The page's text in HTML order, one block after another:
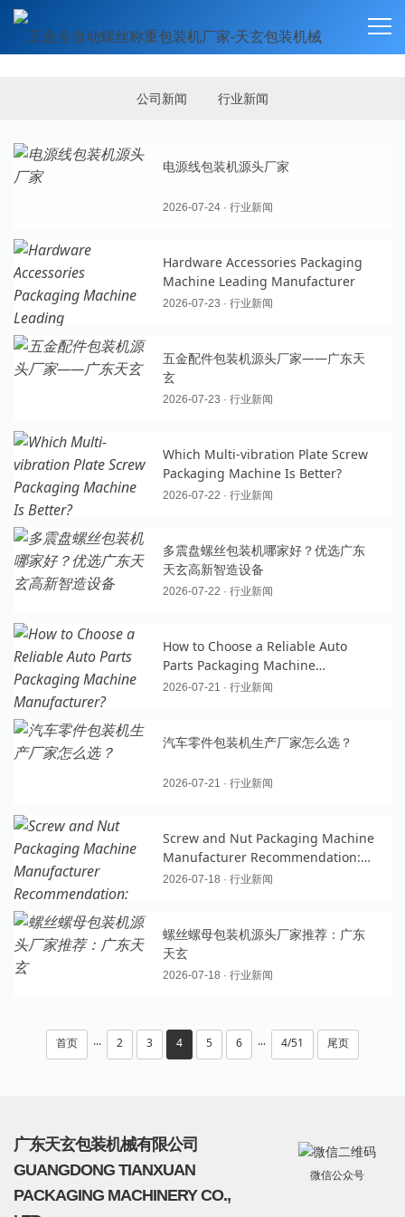
新闻资讯
NEWS
公司新闻 行业新闻
电源线包装机源头厂家
2026-07-24 · 行业新闻
Hardware Accessories Packaging
Machine Leading Manufacturer
2026-07-23 · 行业新闻
五金配件包装机源头厂家——广东天
玄
2026-07-23 · 行业新闻
Which Multi-vibration Plate Screw
Packaging Machine Is Better?
2026-07-22 · 行业新闻
多震盘螺丝包装机哪家好？优选广东
天玄高新智造设备
2026-07-22 · 行业新闻
How to Choose a Reliable Auto
Parts Packaging Machine
Manufacturer?
2026-07-21 · 行业新闻
汽车零件包装机生产厂家怎么选？
2026-07-21 · 行业新闻
Screw and Nut Packaging Machine
Manufacturer Recommendation:
Guangdong Tianxuan
2026-07-18 · 行业新闻
螺丝螺母包装机源头厂家推荐：广东
天玄
2026-07-18 · 行业新闻
首页 ··· 2 3 4 5 6 ··· 4/51 尾页
广东天玄包装机械有限公司
GUANGDONG TIANXUAN
PACKAGING MACHINERY CO.,
微信公众号